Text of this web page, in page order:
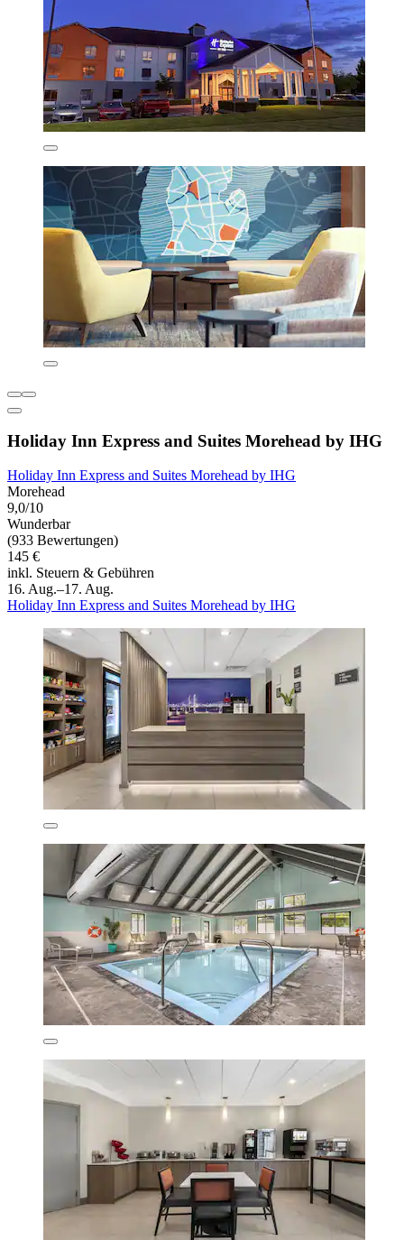
Holiday Inn Express and Suites Morehead by IHG
Holiday Inn Express and Suites Morehead by IHG
Morehead
9,0/10
Wunderbar
(933 Bewertungen)
145 €
inkl. Steuern & Gebühren
16. Aug.–17. Aug.
Holiday Inn Express and Suites Morehead by IHG